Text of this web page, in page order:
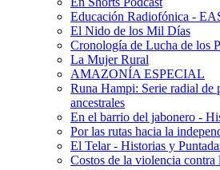
Educación Radiofónica -
El Nido de los Mil Días
Cronología de Lucha de los
La Mujer Rural
AMAZONÍA ESPECIAL
Runa Hampi: Serie radial de
ancestrales
En el barrio del jabonero -
Por las rutas hacia la
El Telar - Historias y
Costos de la violencia contra